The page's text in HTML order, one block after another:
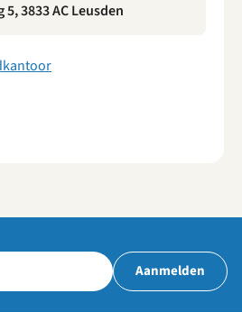
3833 AC Leusden
Aanmelden